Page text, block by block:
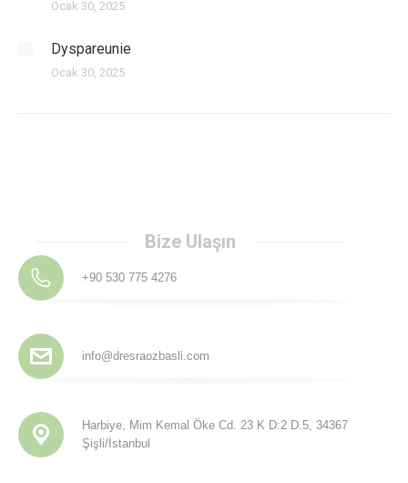
Ocak 30, 2025
Dyspareunie
Ocak 30, 2025
Bize Ulaşın
+90 530 775 4276
info@dresraozbasli.com
Harbiye, Mim Kemal Öke Cd. 23 K D:2 D.5, 34367
Şişli/İstanbul